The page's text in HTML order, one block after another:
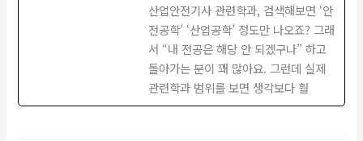
산업안전기사 관련학과, 검색해보면 ‘안
전공학’ ‘산업공학’ 정도만 나오죠? 그래
서 “내 전공은 해당 안 되겠구나” 하고
돌아가는 분이 꽤 많아요. 그런데 실제
관련학과 범위를 보면 생각보다 훨